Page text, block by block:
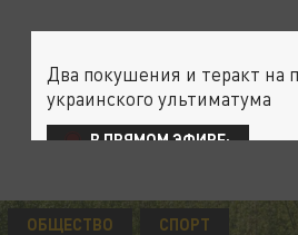
ОБЩЕСТВО СПОРТ
Два покушения и теракт на
украинского ультиматума
В ПРЯМОМ ЭФИРЕ: